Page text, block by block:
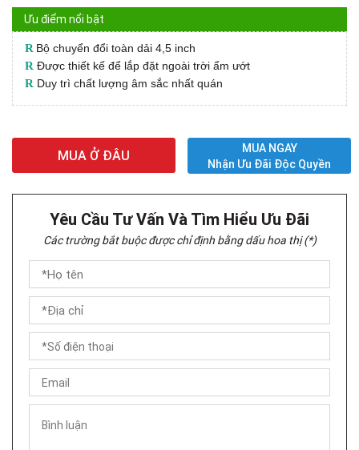
Ưu điểm nổi bật
R Bộ chuyển đổi toàn dải 4,5 inch
R Được thiết kế để lắp đặt ngoài trời ẩm ướt
R Duy trì chất lượng âm sắc nhất quán
MUA Ở ĐÂU
MUA NGAY
Nhận Ưu Đãi Độc Quyền
Yêu Cầu Tư Vấn Và Tìm Hiểu Ưu Đãi
Các trường bắt buộc được chỉ định bằng dấu hoa thị (*)